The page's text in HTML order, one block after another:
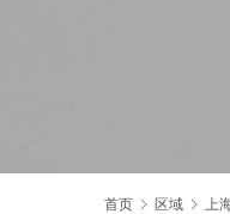
首页 区域 上